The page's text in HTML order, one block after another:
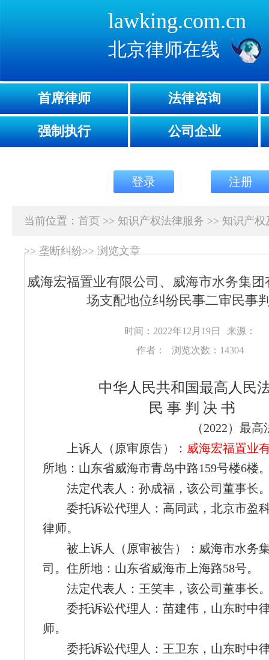
lawking.com.cn
北京律师在线
首席律师 法律咨询
强制执行 公司企业
登录 注册
当前位置： 首页 >> 知识产权法律服务 >> 知识产权
>>垄断纠纷>>浏览文章
威海宏福置业有限公司、威海市水务集
场支配地位纠纷民事二审民事
时间：2022年12月19日
来源：
作者：
浏览次数：14304
中华人民共和国最高人民
民 事 判 决 书
（2022）最
上诉人（原审原告）： 威海宏福置业
所地：山东省威海市青岛中路159号楼6楼
法定代表人：孙成福，该公司董事长
委托诉讼代理人：高同武，北京市盈
律师。
被上诉人（原审被告）：威海市水务
司。住所地：山东省威海市上海路58号。
法定代表人：王笑丰，该公司董事长
委托诉讼代理人：苗建伟，山东时中
师。
委托诉讼代理人：王卫东，山东时中